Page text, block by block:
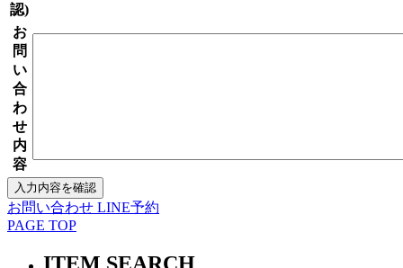
認)
お
問
い
合
わ
せ
内
容
お問い合わせ LINE予約
PAGE TOP